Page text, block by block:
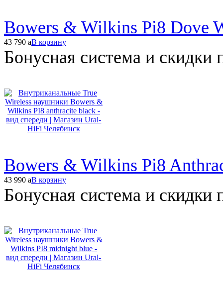
Bowers & Wilkins Pi8 Dove
43 790 aВ корзину
Бонусная система и скидки
Bowers & Wilkins Pi8
43 990 aВ корзину
Бонусная система и скидки